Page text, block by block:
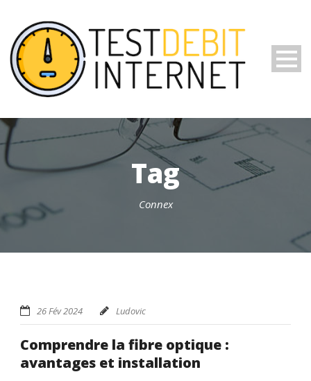
Tag
Connex
26 Fév 2024 Ludovic
Comprendre la fibre optique :
avantages et installation